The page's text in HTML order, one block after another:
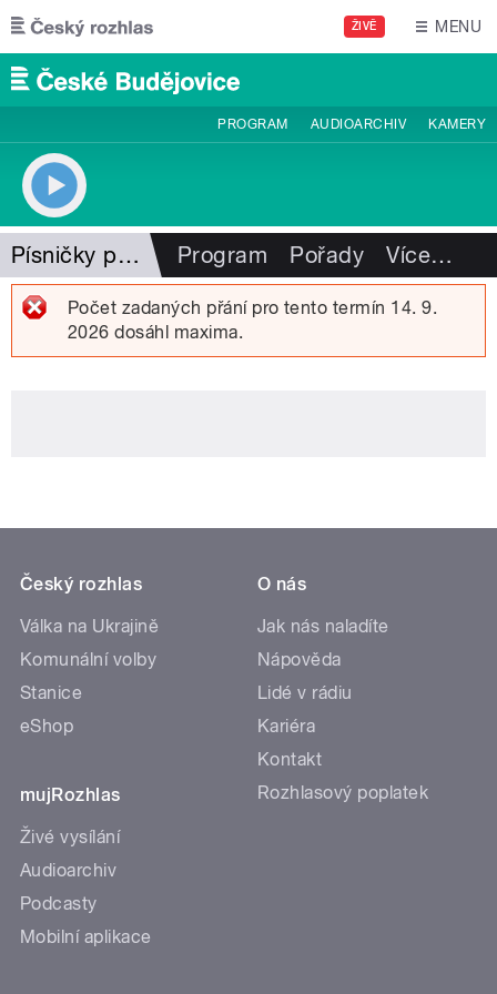
Přejít k hlavnímu obsahu
ŽIVĚ MENU
PROGRAM AUDIOARCHIV KAMERY
Písničky pro radost Program Pořady Více…
Počet zadaných přání pro tento termín 14. 9.
2026 dosáhl maxima.
Český rozhlas
Válka na Ukrajině
Komunální volby
Stanice
eShop
mujRozhlas
Živé vysílání
Audioarchiv
Podcasty
Mobilní aplikace
O nás
Jak nás naladíte
Nápověda
Lidé v rádiu
Kariéra
Kontakt
Rozhlasový poplatek